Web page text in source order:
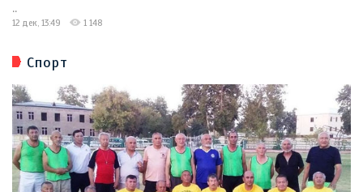
..
12 дек, 13:49 1 148
Спорт